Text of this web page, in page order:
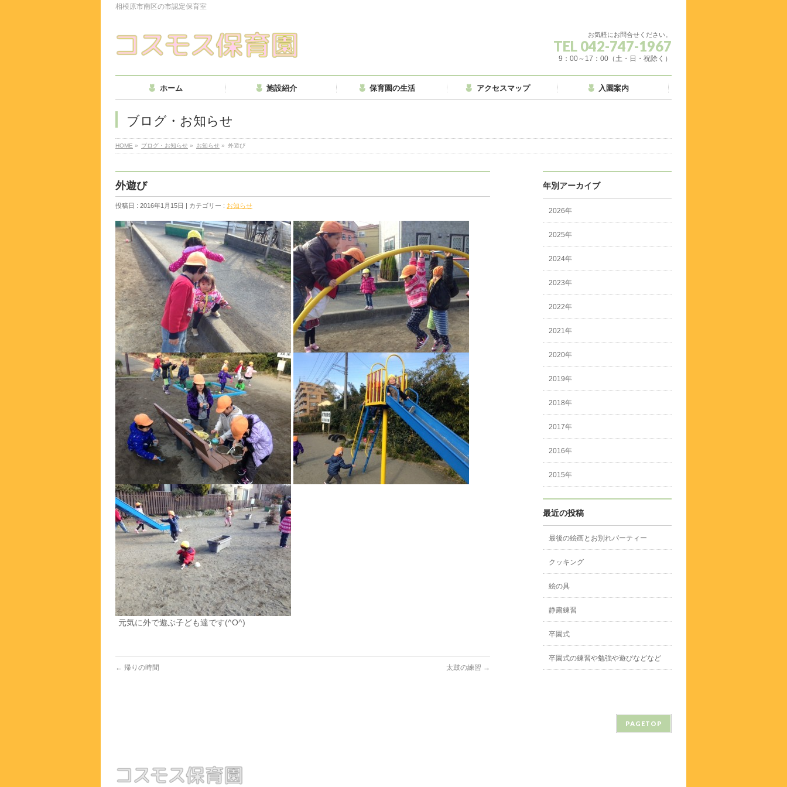
相模原市南区の市認定保育室
お気軽にお問合せください。
TEL 042-747-1967
9：00～17：00（土・日・祝除く）
ホーム 施設紹介 保育園の生活 アクセスマップ 入園案内
ブログ・お知らせ
HOME » ブログ・お知らせ » お知らせ » 外遊び
外遊び
投稿日 : 2016年1月15日 | カテゴリー : お知らせ
元気に外で遊ぶ子ども達です(^O^)
← 帰りの時間 太鼓の練習 →
年別アーカイブ
2026年
2025年
2024年
2023年
2022年
2021年
2020年
2019年
2018年
2017年
2016年
2015年
最近の投稿
最後の絵画とお別れパーティー
クッキング
絵の具
静粛練習
卒園式
卒園式の練習や勉強や遊びなどなど
PAGETOP